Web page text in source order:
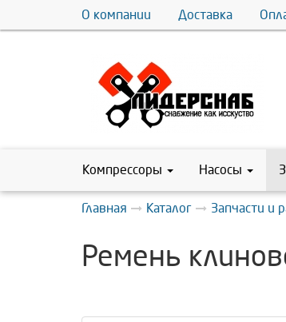
О компании Доставка
Компрессоры Насосы
Главная Каталог Запчасти и
Ремень